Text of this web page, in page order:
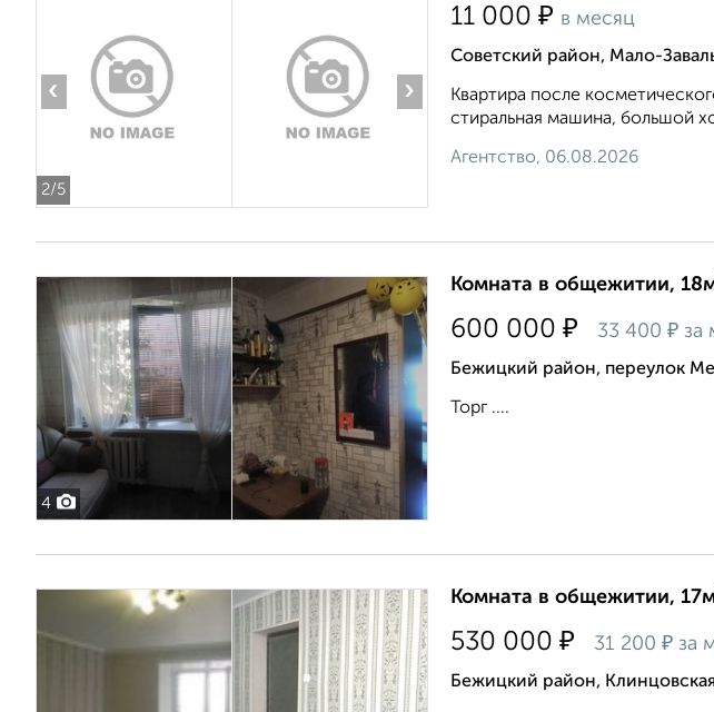
2/5
‹ ›
11 000 ₽ в месяц
Советский район, Мало-
Квартира после
стиральная машина, большой
Агентство, 06.08.2026
4
Комната в общежитии,
600 000 ₽ 33 400 ₽ за
Бежицкий район, переулок
Торг ....
Комната в общежитии,
530 000 ₽ 31 200 ₽ за
Бежицкий район,